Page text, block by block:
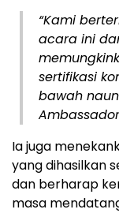
“Kami
acara ini
sertifikasi
bawah
Ambassador
Ia juga
yang dihasilkan
dan berharap
masa